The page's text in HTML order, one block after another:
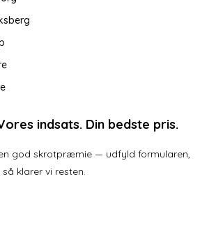
indsats. Din bedste pris.
god skrotpræmie — udfyld formularen,
så klarer vi resten.